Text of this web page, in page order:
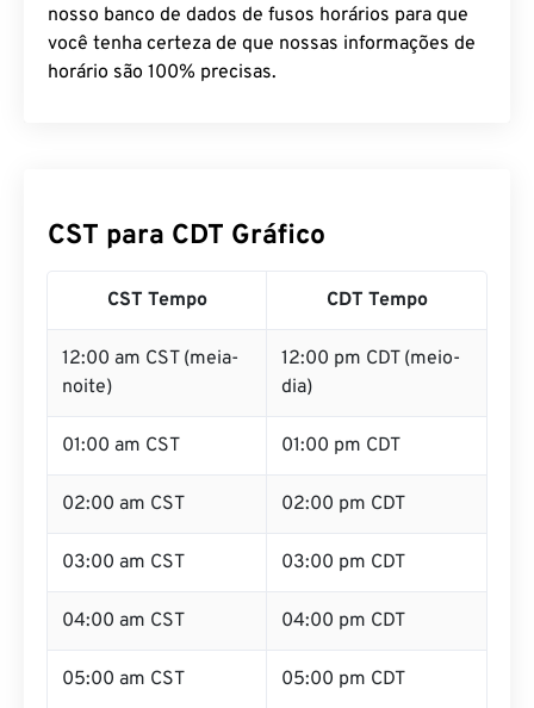
nosso banco de dados de fusos horários para que
você tenha certeza de que nossas informações de
horário são 100% precisas.
CST para CDT Gráfico
CST Tempo CDT Tempo
12:00 am CST (meia-
noite)
12:00 pm CDT (meio-
dia)
01:00 am CST 01:00 pm CDT
02:00 am CST 02:00 pm CDT
03:00 am CST 03:00 pm CDT
04:00 am CST 04:00 pm CDT
05:00 am CST 05:00 pm CDT